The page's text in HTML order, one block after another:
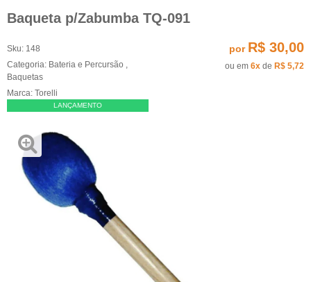
Baqueta p/Zabumba TQ-091
Sku: 148
Categoria: Bateria e Percursão
Baquetas
Marca: Torelli
LANÇAMENTO
por R$ 30,00
ou em 6x de R$ 5,72